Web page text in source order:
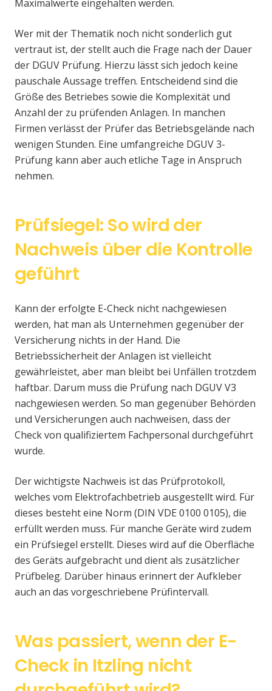
Maximalwerte eingehalten werden.
Wer mit der Thematik noch nicht sonderlich gut
vertraut ist, der stellt auch die Frage nach der Dauer
der DGUV Prüfung. Hierzu lässt sich jedoch keine
pauschale Aussage treffen. Entscheidend sind die
Größe des Betriebes sowie die Komplexität und
Anzahl der zu prüfenden Anlagen. In manchen
Firmen verlässt der Prüfer das Betriebsgelände nach
wenigen Stunden. Eine umfangreiche DGUV 3-
Prüfung kann aber auch etliche Tage in Anspruch
nehmen.
Prüfsiegel: So wird der
Nachweis über die Kontrolle
geführt
Kann der erfolgte E-Check nicht nachgewiesen
werden, hat man als Unternehmen gegenüber der
Versicherung nichts in der Hand. Die
Betriebssicherheit der Anlagen ist vielleicht
gewährleistet, aber man bleibt bei Unfällen trotzdem
haftbar. Darum muss die Prüfung nach DGUV V3
nachgewiesen werden. So man gegenüber Behörden
und Versicherungen auch nachweisen, dass der
Check von qualifiziertem Fachpersonal durchgeführt
wurde.
Der wichtigste Nachweis ist das Prüfprotokoll,
welches vom Elektrofachbetrieb ausgestellt wird. Für
dieses besteht eine Norm (DIN VDE 0100 0105), die
erfüllt werden muss. Für manche Geräte wird zudem
ein Prüfsiegel erstellt. Dieses wird auf die Oberfläche
des Geräts aufgebracht und dient als zusätzlicher
Prüfbeleg. Darüber hinaus erinnert der Aufkleber
auch an das vorgeschriebene Prüfintervall.
Was passiert, wenn der E-
Check in Itzling nicht